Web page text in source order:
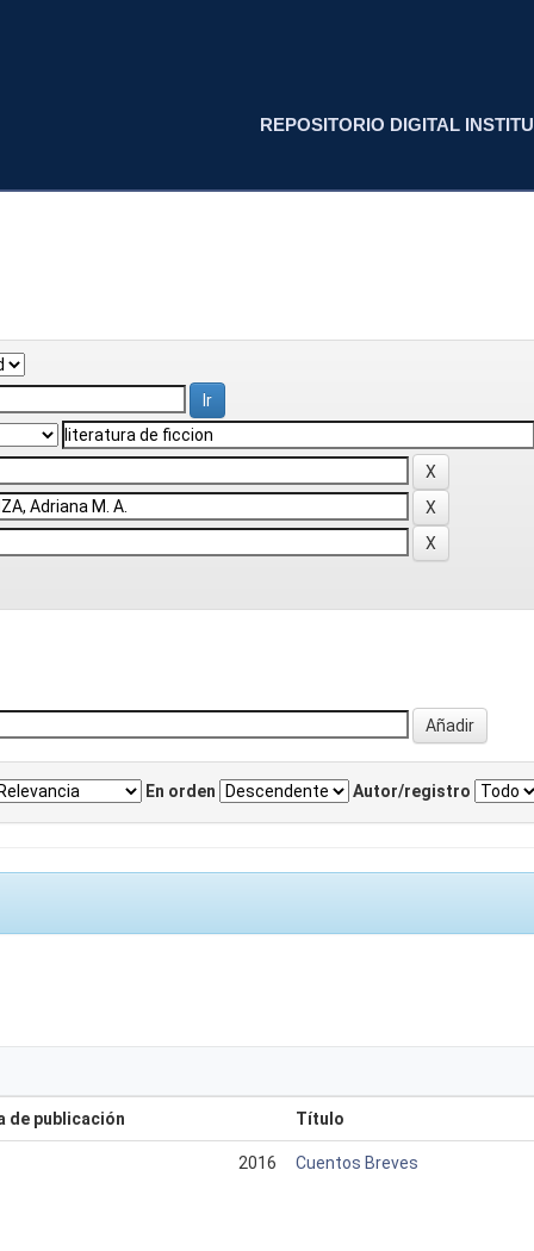
REPOSITORIO DIGITAL
En orden Autor/registro
de publicación Título
2016 Cuentos Breves